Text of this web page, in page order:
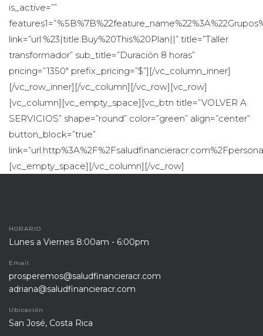
is_active=””
link=”url:%23|title:Buy%20This%20Plan||” title=”Taller
transformador” sub_title=”Duración 8 horas”
pricing=”1350″ prefix_pricing=”$”][/vc_column_inner]
[/vc_row_inner][/vc_column][/vc_row][vc_row]
[vc_column][vc_empty_space][vc_btn title=”VOLVER A
SERVICIOS” shape=”round” color=”green” align=”center”
button_block=”true”
[vc_empty_space][/vc_column][/vc_row]
HORARIO
Lunes a Viernes 8:00am - 6:00pm
Email
prosperemos@saludfinancieracr.com
adriana@saludfinancieracr.com
Ubicación
San José, Costa Rica